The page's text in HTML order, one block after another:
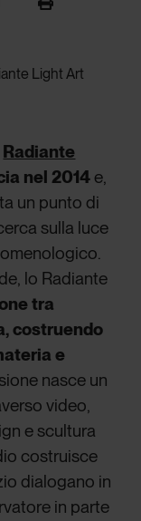
Light Art
Radiante
nel 2014 e,
un punto di
sulla luce
lo Radiante
tra
costruendo
e
nasce un
video,
e scultura
costruisce
dialogano in
in parte